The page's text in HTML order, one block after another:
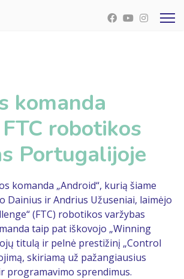
komanda
robotikos
Portugalijoje
komanda „Android“, kurią šiame
Dainius ir Andrius Užuseniai, laimėjo
(FTC) robotikos varžybas
taip pat iškovojo „Winning
titulą ir pelnė prestižinį „Control
skiriamą už pažangiausius
programavimo sprendimus.